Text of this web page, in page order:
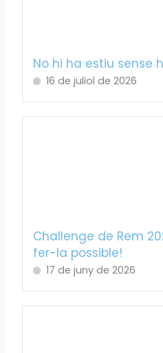
No hi ha estiu sense
16 de juliol de 2026
Challenge de Rem
fer-la possible!
17 de juny de 2026